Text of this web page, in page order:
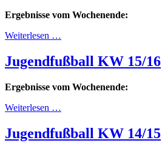
Ergebnisse vom Wochenende:
Weiterlesen …
Jugendfußball KW 15/16
Ergebnisse vom Wochenende:
Weiterlesen …
Jugendfußball KW 14/15